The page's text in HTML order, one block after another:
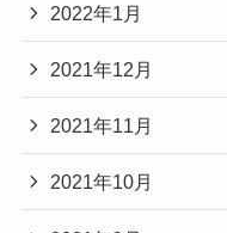
2022年1月
2021年12月
2021年11月
2021年10月